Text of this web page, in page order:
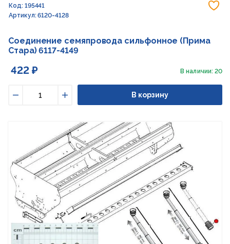
Код: 195441
Артикул: 6120-4128
Соединение семяпровода сильфонное (Прима
Стара) 6117-4149
422 ₽ В наличии: 20
Увеличить
В корзину